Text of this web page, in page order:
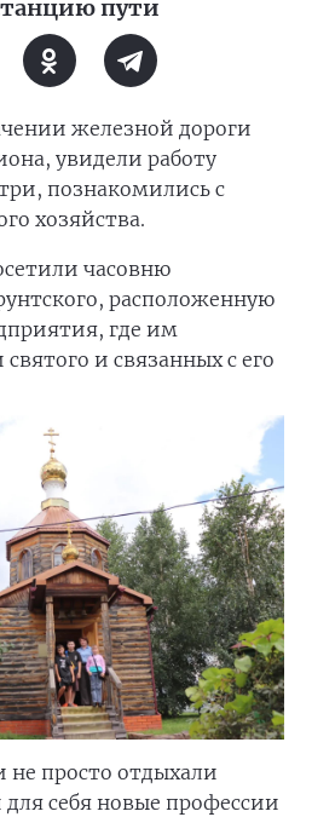
пути
железной дороги
увидели работу
познакомились с
хозяйства.
часовню
расположенную
где им
и связанных с его
просто отдыхали
себя новые профессии